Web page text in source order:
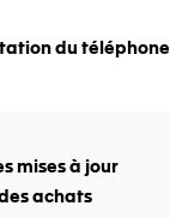
du téléphone
mises à jour
achats